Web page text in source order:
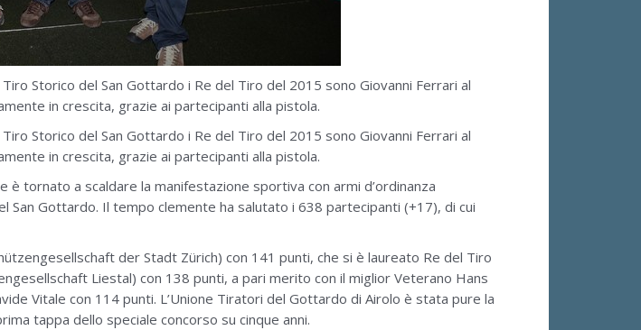
Storico del San Gottardo i Re del Tiro del 2015 sono Giovanni Ferrari al
in crescita, grazie ai partecipanti alla pistola.
Storico del San Gottardo i Re del Tiro del 2015 sono Giovanni Ferrari al
in crescita, grazie ai partecipanti alla pistola.
tornato a scaldare la manifestazione sportiva con armi d’ordinanza
San Gottardo. Il tempo clemente ha salutato i 638 partecipanti (+17), di cui
der Stadt Zürich) con 141 punti, che si è laureato Re del Tiro
Liestal) con 138 punti, a pari merito con il miglior Veterano Hans
Vitale con 114 punti. L’Unione Tiratori del Gottardo di Airolo è stata pure la
tappa dello speciale concorso su cinque anni.